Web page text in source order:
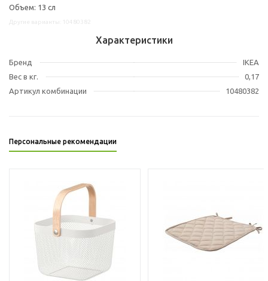
Объем: 13 сл
Характеристики
Бренд
IKEA
Вес в кг.
0,17
Артикул комбинации
10480382
Персональные рекомендации